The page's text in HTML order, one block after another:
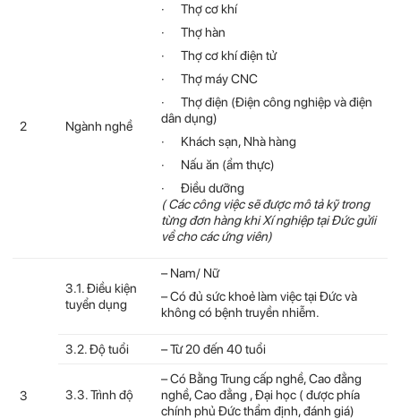
2 Ngành nghề
· Thợ cơ khí
· Thợ hàn
· Thợ cơ khí điện tử
· Thợ máy CNC
· Thợ điện (Điện công nghiệp và điện
dân dụng)
· Khách sạn, Nhà hàng
· Nấu ăn (ẩm thực)
· Điều dưỡng
( Các công việc sẽ được mô tả kỹ trong
từng đơn hàng khi Xí nghiệp tại Đức gửii
về cho các ứng viên)
3
3.1. Điều kiện
tuyển dụng
– Nam/ Nữ
– Có đủ sức khoẻ làm việc tại Đức và
không có bệnh truyền nhiễm.
3.2. Độ tuổi – Từ 20 đến 40 tuổi
3.3. Trình độ
– Có Bằng Trung cấp nghề, Cao đẳng
nghề, Cao đẳng , Đại học ( được phía
chính phủ Đức thẩm định, đánh giá)